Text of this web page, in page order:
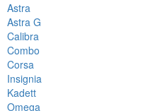
Astra
Astra G
Calibra
Combo
Corsa
Insignia
Kadett
Omega